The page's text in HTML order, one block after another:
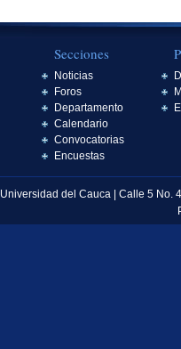
Secciones
Noticias
Foros
Departamento
Calendario
Convocatorias
Encuestas
Universidad del Cauca | Calle 5 No.